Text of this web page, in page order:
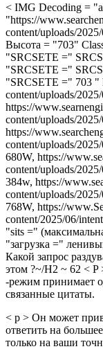
< IMG Decoding =
"https://
content/uploads/
Высота = "703"
"SRCSETE ="
"SRCSETE ="
"SRCSETE =" 703 "
content/uploads/
https://
content/uploads/
https://
content/uploads/
680W, https://
content/uploads/
384w, https://
content/uploads/
768W, https://
content/2025/06/
"sits ="
"загрузка ="
Какой запрос
этом ?~/H2 ~ 62 <
-режим принимает
связанные цитаты.
< p > Он может
ответить на
только на ваши